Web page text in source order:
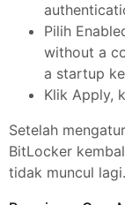
Pilih
without a
a startup
Klik Apply,
Setelah
BitLocker
tidak muncul lagi.